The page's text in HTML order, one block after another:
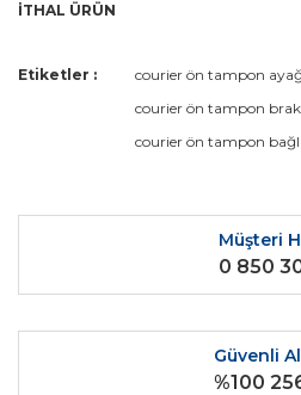
İTHAL ÜRÜN
Bu ürüne ilk yorumu
Bu ürünün fiyat bilgisi, resim, ürün
kullanarak tarafımıza iletebilirsiniz.
Görüş ve önerileriniz için
Ürün açıklamasında eksik
Ürün bilgilerinde hatalar
Ürün fiyatı diğer sitelerden daha
Bu ürüne benzer farklı
Etiketler :
courier ön tampon
courier ön tampon
courier ön tampon
Müşteri
0 850
Güvenli
%100